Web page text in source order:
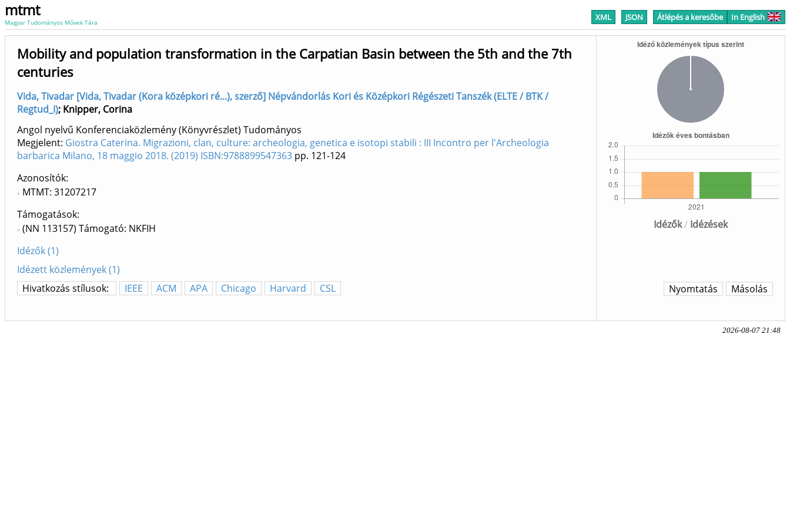
mtmt
Magyar Tudományos Művek Tára XML JSON Átlépés a keresőbe In English
Idézők/ Idézések
Mobility and population transformation in the Carpatian Basin between the 5th and the 7th
centuries
Vida, Tivadar [Vida, Tivadar (Kora középkori ré...), szerző] Népvándorlás Kori és Középkori Régészeti Tanszék (ELTE / BTK /
Regtud_I); Knipper, Corina
Angol nyelvű Konferenciaközlemény (Könyvrészlet) Tudományos
Megjelent: Giostra Caterina. Migrazioni, clan, culture: archeologia, genetica e isotopi stabili : III Incontro per l'Archeologia
barbarica Milano, 18 maggio 2018. (2019) ISBN:9788899547363 pp. 121-124
Azonosítók
MTMT: 31207217
Támogatások:
(NN 113157) Támogató: NKFIH
Idézők (1)
Idézett közlemények (1)
Hivatkozás stílusok:
IEEE ACM APA Chicago Harvard CSL Másolás
Nyomtatás
2026-08-07 21:48